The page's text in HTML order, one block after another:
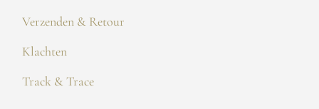
Verzenden & Retour
Klachten
Track & Trace